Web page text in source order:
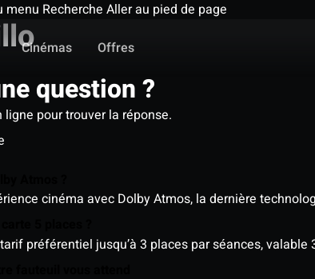
menu Recherche Aller au pied de page
Cinémas Offres
question ?
pour trouver la réponse.
cinéma avec Dolby Atmos, la dernière
préférentiel jusqu’à 3 places par séances,